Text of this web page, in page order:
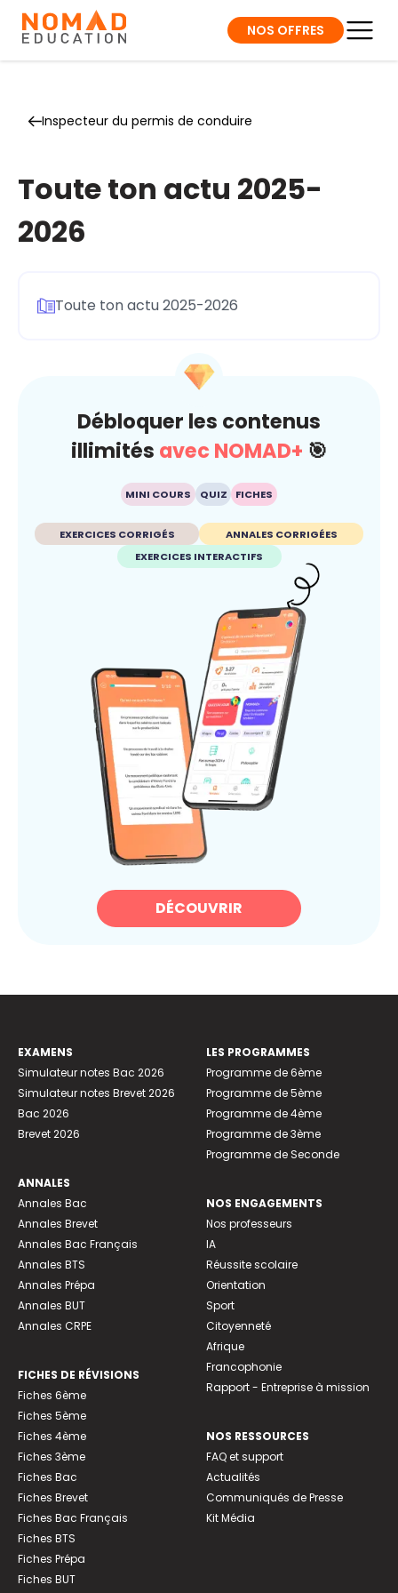
NOS OFFRES
Inspecteur du permis de conduire
Toute ton actu 2025-
2026
Toute ton actu 2025-2026
Débloquer les contenus
illimités avec NOMAD+ 🎯
MINI COURS QUIZ FICHES
EXERCICES CORRIGÉS
ANNALES CORRIGÉES
EXERCICES INTERACTIFS
DÉCOUVRIR
EXAMENS
Simulateur notes Bac 2026
Simulateur notes Brevet 2026
Bac 2026
Brevet 2026
ANNALES
Annales Bac
Annales Brevet
Annales Bac Français
Annales BTS
Annales Prépa
Annales BUT
Annales CRPE
FICHES DE RÉVISIONS
Fiches 6ème
Fiches 5ème
Fiches 4ème
Fiches 3ème
Fiches Bac
Fiches Brevet
Fiches Bac Français
Fiches BTS
Fiches Prépa
Fiches BUT
LES PROGRAMMES
Programme de 6ème
Programme de 5ème
Programme de 4ème
Programme de 3ème
Programme de Seconde
NOS ENGAGEMENTS
Nos professeurs
IA
Réussite scolaire
Orientation
Sport
Citoyenneté
Afrique
Francophonie
Rapport - Entreprise à mission
NOS RESSOURCES
FAQ et support
Actualités
Communiqués de Presse
Kit Média